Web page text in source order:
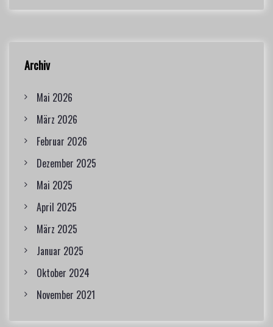
Archiv
Mai 2026
März 2026
Februar 2026
Dezember 2025
Mai 2025
April 2025
März 2025
Januar 2025
Oktober 2024
November 2021